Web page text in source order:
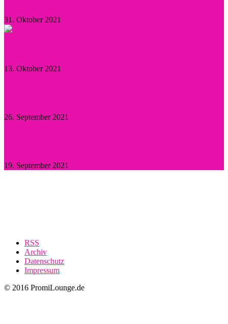
31. Oktober 2021
13. Oktober 2021
26. September 2021
19. September 2021
RSS
Archiv
Datenschutz
Impressum
© 2016 PromiLounge.de